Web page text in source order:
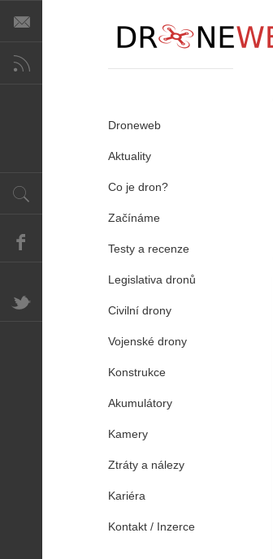
Droneweb
Aktuality
Co je dron?
Začínáme
Testy a recenze
Legislativa dronů
Civilní drony
Vojenské drony
Konstrukce
Akumulátory
Kamery
Ztráty a nálezy
Kariéra
Kontakt / Inzerce